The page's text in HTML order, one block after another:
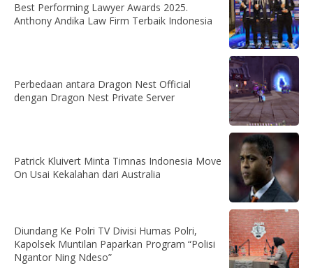
Best Performing Lawyer Awards 2025.
Anthony Andika Law Firm Terbaik Indonesia
Perbedaan antara Dragon Nest Official
dengan Dragon Nest Private Server
Patrick Kluivert Minta Timnas Indonesia Move
On Usai Kekalahan dari Australia
Diundang Ke Polri TV Divisi Humas Polri,
Kapolsek Muntilan Paparkan Program “Polisi
Ngantor Ning Ndeso”